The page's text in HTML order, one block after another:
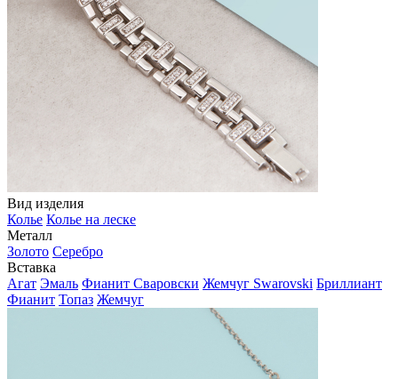
Вид изделия
Колье Колье на леске
Металл
Золото Серебро
Вставка
Агат Эмаль Фианит Сваровски Жемчуг Swarovski Бриллиант
Фианит Топаз Жемчуг